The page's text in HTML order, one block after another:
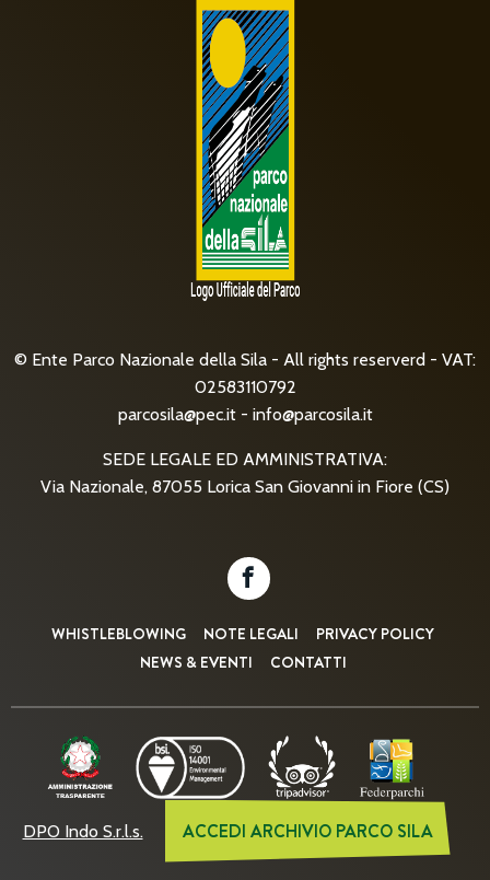
© Ente Parco Nazionale della Sila - All rights reserverd - VAT:
02583110792
parcosila@pec.it- info@parcosila.it
SEDE LEGALE ED AMMINISTRATIVA:
Via Nazionale, 87055 Lorica San Giovanni in Fiore (CS)
WHISTLEBLOWING NOTE LEGALI
PRIVACY POLICY
NEWS & EVENTI
CONTATTI
DPO Indo S.r.l.s. ACCEDI ARCHIVIO PARCO SILA